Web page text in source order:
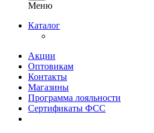
Меню
Каталог
Акции
Оптовикам
Контакты
Магазины
Программа лояльности
Сертификаты ФСС